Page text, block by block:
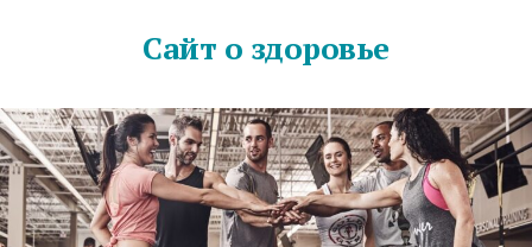
Сайт о здоровье